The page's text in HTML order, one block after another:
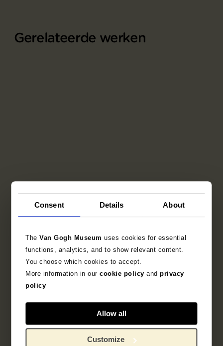
Consent Details About
TheVan Gogh Museumuses cookies for essential
functions, analytics, and to show relevant content.
You choose which cookies to accept.
More information in ourcookie policy andprivacy
policy
Allow all
Customize
Gerelateerde werken
Odilon Redon, 1896